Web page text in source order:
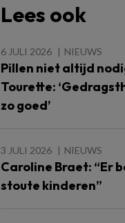
Lees ook
6 JULI 2026 NIEUWS
Pillen niet altijd
Tourette:
zo goed’
3 JULI 2026 NIEUWS
Caroline Braet: “Er
stoute kinderen”